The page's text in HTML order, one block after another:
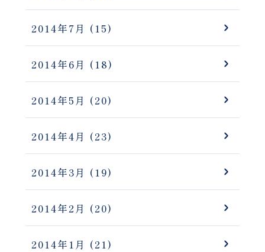
2014年7月 (15)
2014年6月 (18)
2014年5月 (20)
2014年4月 (23)
2014年3月 (19)
2014年2月 (20)
2014年1月 (21)